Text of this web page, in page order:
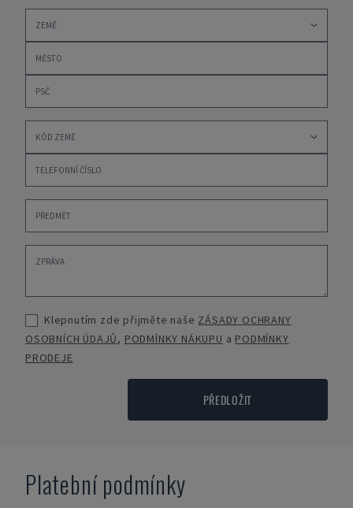
Klepnutím zde přijměte naše ZÁSADY OCHRANY
OSOBNÍCH ÚDAJŮ, PODMÍNKY NÁKUPU a PODMÍNKY
PRODEJE
PŘEDLOŽIT
Platební podmínky